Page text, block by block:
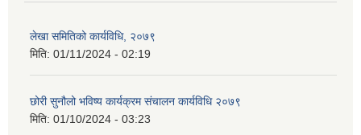
लेखा समितिको कार्यविधि, २०७९
मिति: 01/11/2024 - 02:19
छोरी सुनौलो भविष्य कार्यक्रम संचालन कार्यविधि २०७९
मिति: 01/10/2024 - 03:23